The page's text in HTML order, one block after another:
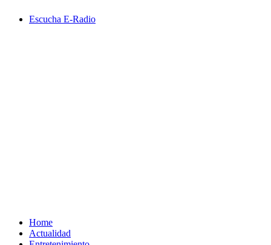
Escucha E-Radio
Home
Actualidad